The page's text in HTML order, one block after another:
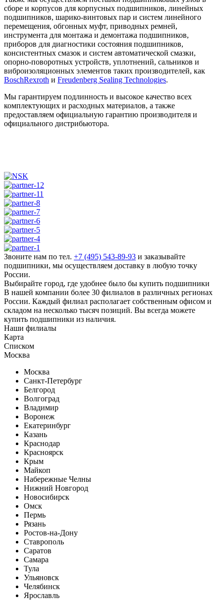
сборе и корпусов для корпусных подшипников, линейных
подшипников, шарико-винтовых пар и систем линейного
перемещения, обгонных муфт, приводных ремней,
инструмента для монтажа и демонтажа подшипников,
приборов для диагностики состояния подшипников,
консистентных смазок и систем автоматической смазки,
опорно-поворотных устройств, уплотнений, сальников и
виброизоляционных элементов таких производителей, как
BosсhRexroth и Freudenberg Sealing Technologies.
Мы гарантируем подлинность и высокое качество всех
комплектующих и расходных материалов, а также
предоставляем официальную гарантию производителя и
официального дистрибьютора.
Звоните нам по тел. +7 (495) 543-89-93 и заказывайте
подшипники, мы осуществляем доставку в любую точку
России.
Выбирайте город, где удобнее было бы купить подшипники
В нашей компании более 30 филиалов в различных регионах
России. Каждый филиал располагает собственным офисом и
складом на несколько тысяч позиций. Вы всегда можете
купить подшипники из наличия.
Наши филиалы
Карта
Списком
Москва
Москва
Санкт-Петербург
Белгород
Волгоград
Владимир
Воронеж
Екатеринбург
Казань
Краснодар
Красноярск
Крым
Майкоп
Набережные Челны
Нижний Новгород
Новосибирск
Омск
Пермь
Рязань
Ростов-на-Дону
Ставрополь
Саратов
Самара
Тула
Ульяновск
Челябинск
Ярославль